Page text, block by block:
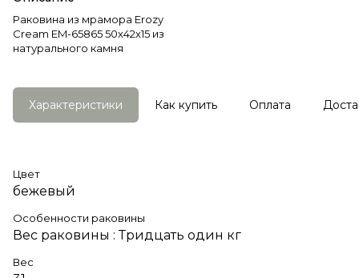
Раковина из мрамора Erozy
Cream EM-65865 50х42х15 из
натурального камня
Характеристики Как купить Оплата
Цвет
бежевый
Особенности раковины
Вес раковины : Тридцать один кг
Вес